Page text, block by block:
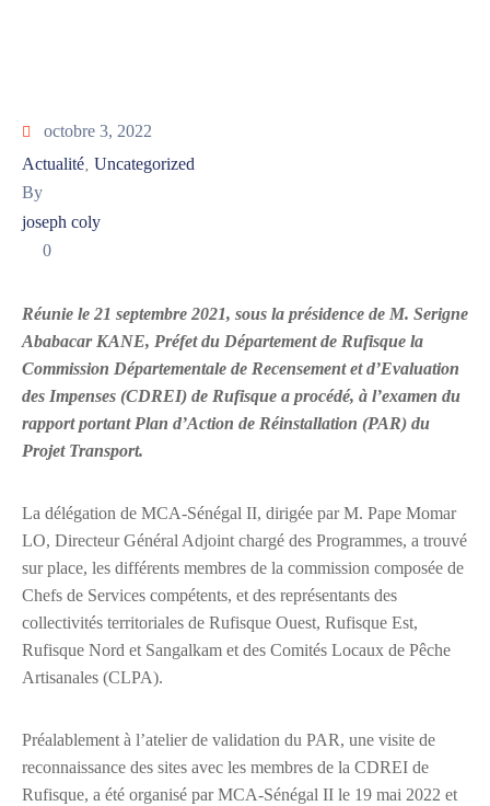
octobre 3, 2022
Actualité Uncategorized
By
joseph coly
0
Réunie le 21 septembre 2021, sous la présidence de M. Serigne
Ababacar KANE, Préfet du Département de Rufisque la
Commission Départementale de Recensement et d’Evaluation
des Impenses (CDREI) de Rufisque a procédé, à l’examen du
rapport portant Plan d’Action de Réinstallation (PAR) du
Projet Transport.
La délégation de MCA-Sénégal II, dirigée par M. Pape Momar
LO, Directeur Général Adjoint chargé des Programmes, a trouvé
sur place, les différents membres de la commission composée de
Chefs de Services compétents, et des représentants des
collectivités territoriales de Rufisque Ouest, Rufisque Est,
Rufisque Nord et Sangalkam et des Comités Locaux de Pêche
Artisanales (CLPA).
Préalablement à l’atelier de validation du PAR, une visite de
reconnaissance des sites avec les membres de la CDREI de
Rufisque, a été organisé par MCA-Sénégal II le 19 mai 2022 et